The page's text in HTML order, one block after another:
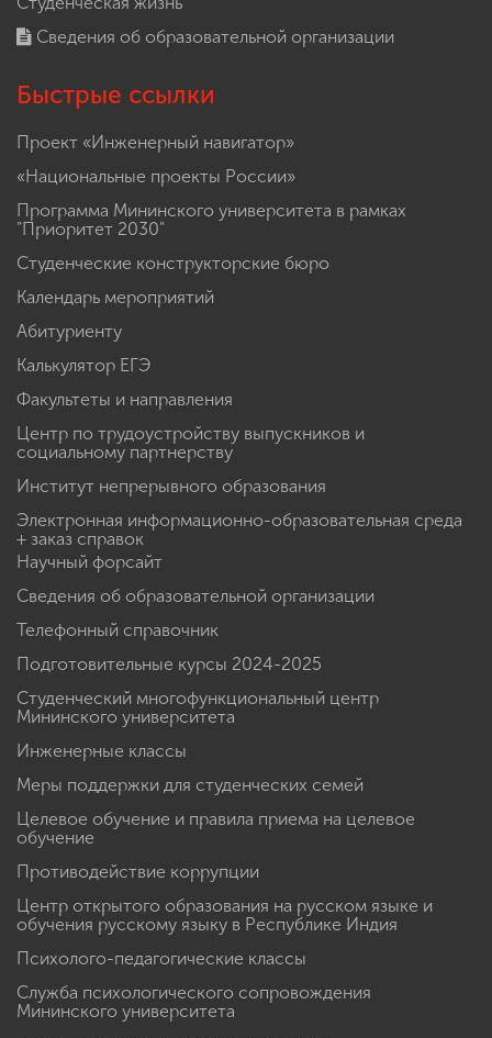
Сведения об образовательной организации
Быстрые ссылки
Проект «Инженерный навигатор»
«Национальные проекты России»
Программа Мининского университета в рамках
"Приоритет 2030"
Студенческие конструкторские бюро
Календарь мероприятий
Абитуриенту
Калькулятор ЕГЭ
Факультеты и направления
Центр по трудоустройству выпускников и
социальному партнерству
Институт непрерывного образования
Электронная информационно-образовательная среда
+ заказ справок
Научный форсайт
Сведения об образовательной организации
Телефонный справочник
Подготовительные курсы 2024-2025
Студенческий многофункциональный центр
Мининского университета
Инженерные классы
Меры поддержки для студенческих семей
Целевое обучение и правила приема на целевое
обучение
Противодействие коррупции
Центр открытого образования на русском языке и
обучения русскому языку в Республике Индия
Психолого-педагогические классы
Служба психологического сопровождения
Мининского университета